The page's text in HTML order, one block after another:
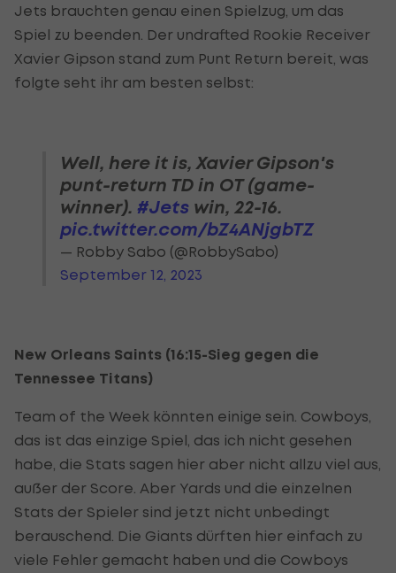
Jets brauchten genau einen Spielzug, um das
Spiel zu beenden. Der undrafted Rookie Receiver
Xavier Gipson stand zum Punt Return bereit, was
folgte seht ihr am besten selbst:
Well, here it is, Xavier Gipson's
punt-return TD in OT (game-
winner). #Jets win, 22-16.
pic.twitter.com/bZ4ANjgbTZ
— Robby Sabo (@RobbySabo)
September 12, 2023
New Orleans Saints (16:15-Sieg gegen die
Tennessee Titans)
Team of the Week könnten einige sein. Cowboys,
das ist das einzige Spiel, das ich nicht gesehen
habe, die Stats sagen hier aber nicht allzu viel aus,
außer der Score. Aber Yards und die einzelnen
Stats der Spieler sind jetzt nicht unbedingt
berauschend. Die Giants dürften hier einfach zu
viele Fehler gemacht haben und die Cowboys